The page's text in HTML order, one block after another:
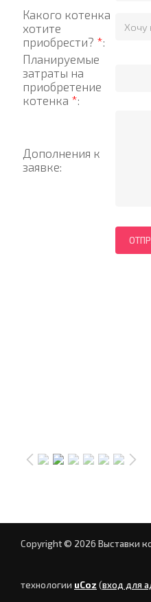
Какого котенка
хотите
приобрести? *:
Планируемые
затраты на
приобретение
котенка *:
Дополнения к
заявке:
Copyright © 2026 Выставки
технологии uCoz (вход для